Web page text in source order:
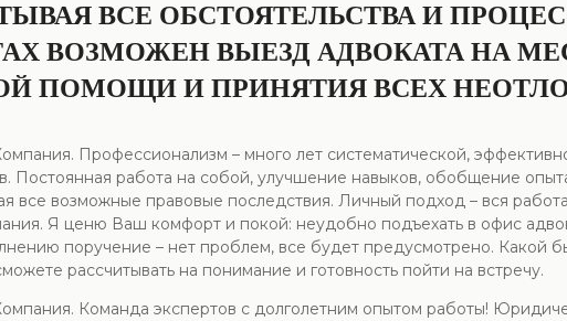
ВСЕ ОБСТОЯТЕЛЬСТВА И
ВОЗМОЖЕН ВЫЕЗД АДВОКАТА НА
ПОМОЩИ И ПРИНЯТИЯ ВСЕХ
Профессионализм – много лет систематической,
Постоянная работа на собой, улучшение навыков, обобщение
все возможные правовые последствия. Личный подход – вся
Я ценю Ваш комфорт и покой: неудобно подъехать в офис
поручение – нет проблем, все будет предусмотрено. Какой
рассчитывать на понимание и готовность пойти на встречу.
Команда экспертов с долголетним опытом работы!